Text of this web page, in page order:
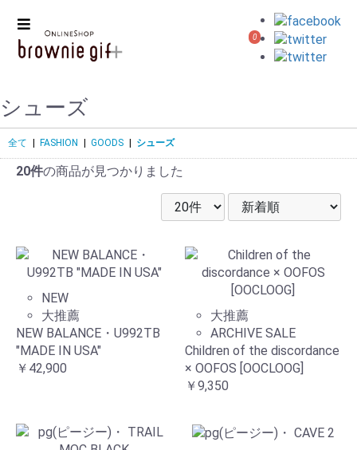
0
シューズ
全て FASHION GOODS シューズ
20件の商品が見つかりました
NEW
大推薦
NEW BALANCE・U992TB
"MADE IN USA"
￥42,900
大推薦
ARCHIVE SALE
Children of the discordance
× OOFOS [OOCLOOG]
￥9,350